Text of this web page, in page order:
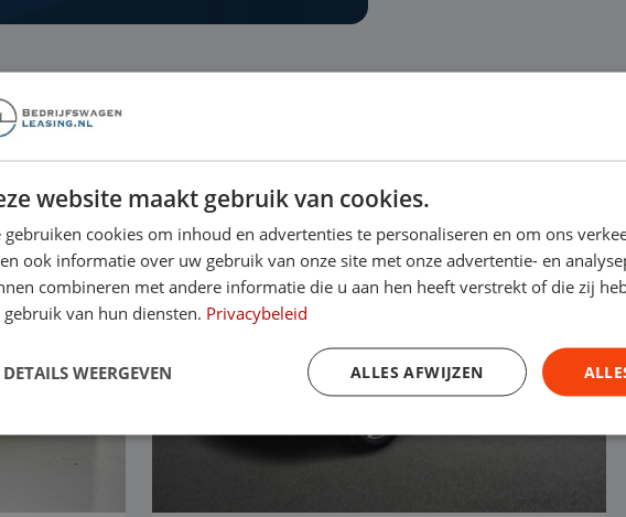
onze voorraad
€ 29.990
website maakt gebruik van cookies.
gebruiken cookies om inhoud en advertenties te personaliseren en om ons
ook informatie over uw gebruik van onze site met onze advertentie- en
combineren met andere informatie die u aan hen heeft verstrekt of die zij
gebruik van hun diensten. Privacybeleid
ALLES AFWIJZEN
DETAILS WEERGEVEN